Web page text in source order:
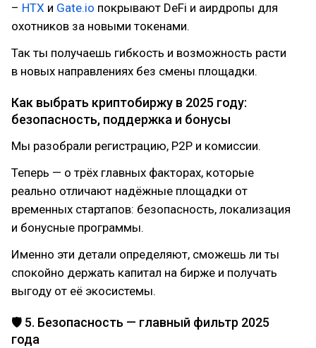
– HTX и Gate.io покрывают DeFi и аирдропы для
охотников за новыми токенами.
Так ты получаешь гибкость и возможность расти
в новых направлениях без смены площадки.
Как выбрать криптобиржу в 2025 году:
безопасность, поддержка и бонусы
Мы разобрали регистрацию, P2P и комиссии.
Теперь — о трёх главных факторах, которые
реально отличают надёжные площадки от
временных стартапов: безопасность, локализация
и бонусные программы.
Именно эти детали определяют, сможешь ли ты
спокойно держать капитал на бирже и получать
выгоду от её экосистемы.
🛡 5. Безопасность — главный фильтр 2025
года